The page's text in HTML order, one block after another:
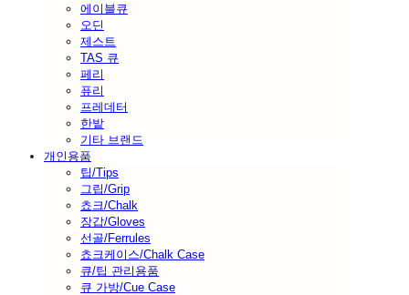
에이블큐
오딘
제스트
TAS 큐
페리
퓨리
프레데터
한밭
기타 브랜드
개인용품
팁/Tips
그립/Grip
쵸크/Chalk
장갑/Gloves
선골/Ferrules
쵸크케이스/Chalk Case
큐/팁 관리용품
큐 가방/Cue Case